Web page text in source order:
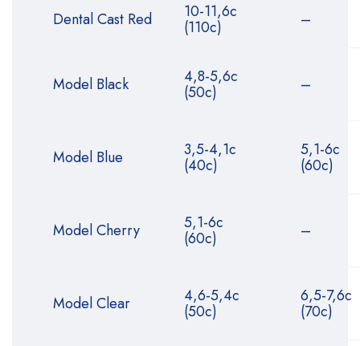
Dental Cast Red 10-11,6с
(110с) –
Model Black 4,8-5,6с
(50с) –
Model Blue 3,5-4,1с
(40с)
5,1-6с
(60с)
Model Cherry 5,1-6с
(60с) –
Model Clear 4,6-5,4с
(50с)
6,5-7,6с
(70с)